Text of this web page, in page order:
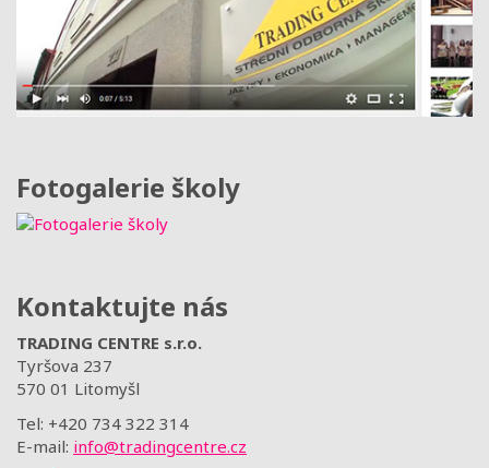
Fotogalerie školy
Kontaktujte nás
TRADING CENTRE s.r.o.
Tyršova 237
570 01 Litomyšl
Tel: +420 734 322 314
E-mail: info@tradingcentre.cz